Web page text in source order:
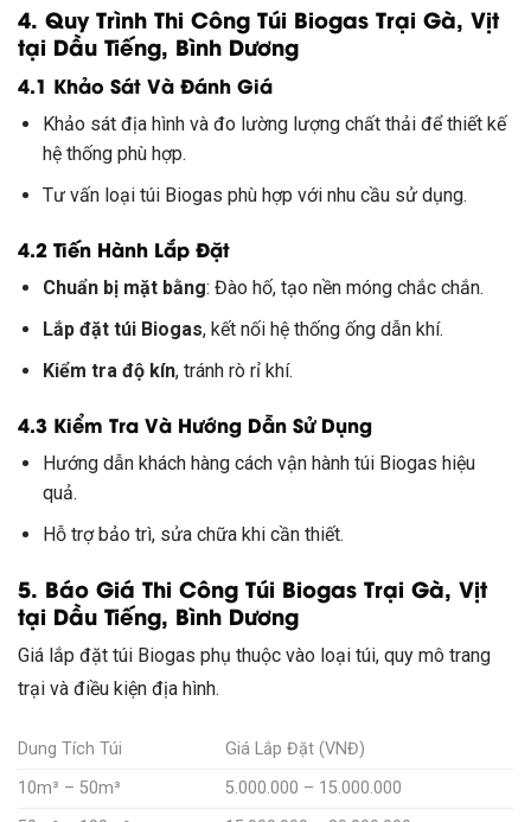
4. Quy Trình Thi Công Túi Biogas Trại Gà, Vịt
tại Dầu Tiếng, Bình Dương
4.1 Khảo Sát Và Đánh Giá
Khảo sát địa hình và đo lường lượng chất thải để thiết kế
hệ thống phù hợp.
Tư vấn loại túi Biogas phù hợp với nhu cầu sử dụng.
4.2 Tiến Hành Lắp Đặt
Chuẩn bị mặt bằng: Đào hố, tạo nền móng chắc chắn.
Lắp đặt túi Biogas, kết nối hệ thống ống dẫn khí.
Kiểm tra độ kín, tránh rò rỉ khí.
4.3 Kiểm Tra Và Hướng Dẫn Sử Dụng
Hướng dẫn khách hàng cách vận hành túi Biogas hiệu
quả.
Hỗ trợ bảo trì, sửa chữa khi cần thiết.
5. Báo Giá Thi Công Túi Biogas Trại Gà, Vịt
tại Dầu Tiếng, Bình Dương
Giá lắp đặt túi Biogas phụ thuộc vào loại túi, quy mô trang
trại và điều kiện địa hình.
Dung Tích Túi
Giá Lắp Đặt (VNĐ)
10m³ – 50m³
5.000.000 – 15.000.000